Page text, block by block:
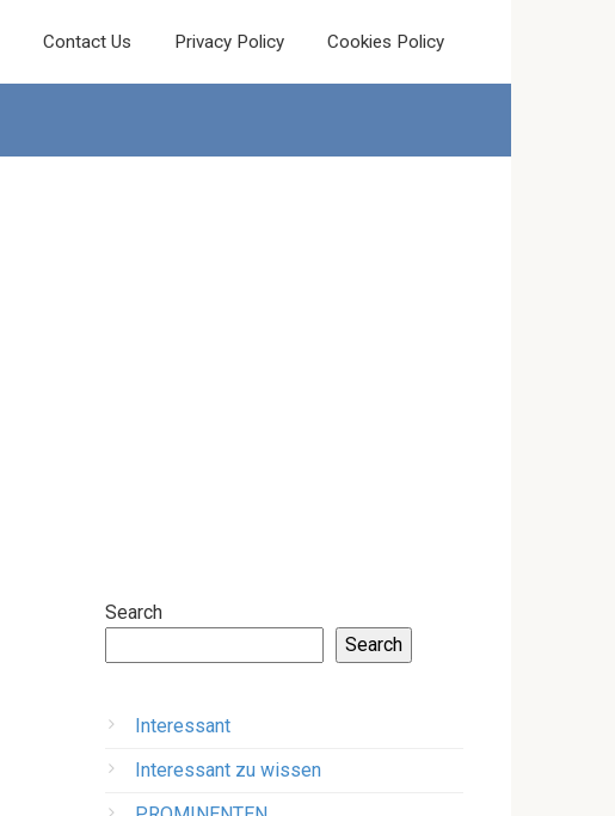
Contact Us Privacy Policy Cookies Policy
Search
Search
Interessant
Interessant zu wissen